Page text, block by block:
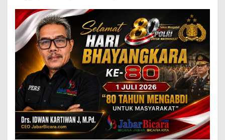
n
i
H
I
V
/
A
I